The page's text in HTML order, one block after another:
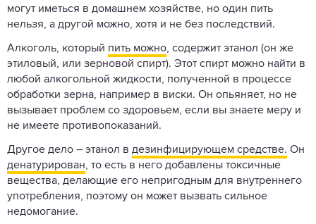
могут иметься в домашнем хозяйстве, но один пить
нельзя, а другой можно, хотя и не без последствий.
Алкоголь, который пить можно, содержит этанол (он же
этиловый, или зерновой спирт). Этот спирт можно найти в
любой алкогольной жидкости, полученной в процессе
обработки зерна, например в виски. Он опьяняет, но не
вызывает проблем со здоровьем, если вы знаете меру и
не имеете противопоказаний.
Другое дело – этанол в дезинфицирующем средстве. Он
денатурирован, то есть в него добавлены токсичные
вещества, делающие его непригодным для внутреннего
употребления, поэтому он может вызвать сильное
недомогание.